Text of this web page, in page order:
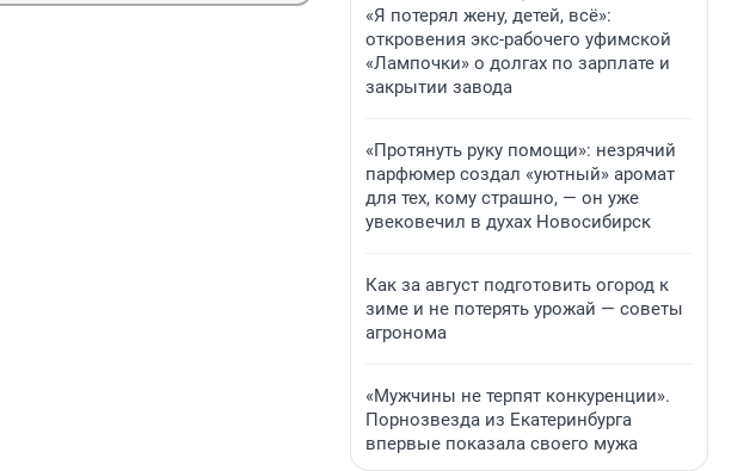
«Я потерял жену, детей, всё»:
откровения экс-рабочего уфимской
«Лампочки» о долгах по зарплате и
закрытии завода
«Протянуть руку помощи»: незрячий
парфюмер создал «уютный» аромат
для тех, кому страшно, — он уже
увековечил в духах Новосибирск
Как за август подготовить огород к
зиме и не потерять урожай — советы
агронома
«Мужчины не терпят конкуренции».
Порнозвезда из Екатеринбурга
впервые показала своего мужа